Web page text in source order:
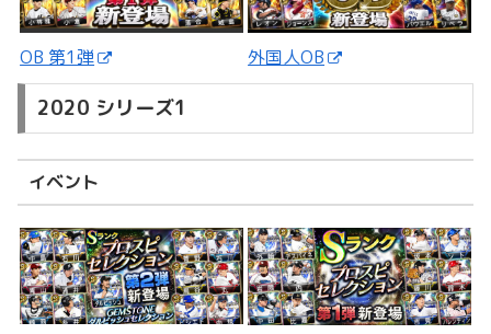
OB 第1弾 外国人OB
2020 シリーズ1
イベント